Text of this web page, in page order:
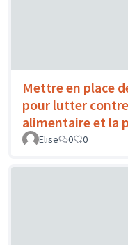
Mettre en place
pour lutter
alimentaire et la
Elise 0 0